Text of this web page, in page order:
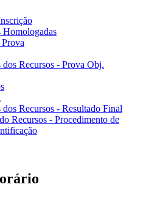
Homologadas
dos Recursos - Prova Obj.
dos Recursos - Resultado Final
Recursos - Procedimento de